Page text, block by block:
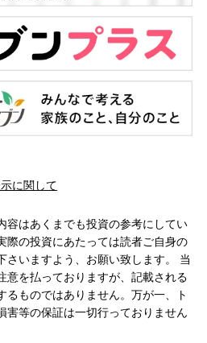
に関して
容はあくまでも投資の参考にしてい
際の投資にあたっては読者ご自身の
さいますよう、お願い致します。 当
意を払っておりますが、記載される
るものではありません。万が一、ト
害等の保証は一切行っておりません